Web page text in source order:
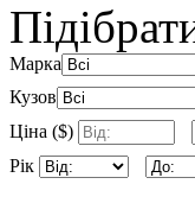
Марка
Кузов
Ціна ($)
Рік